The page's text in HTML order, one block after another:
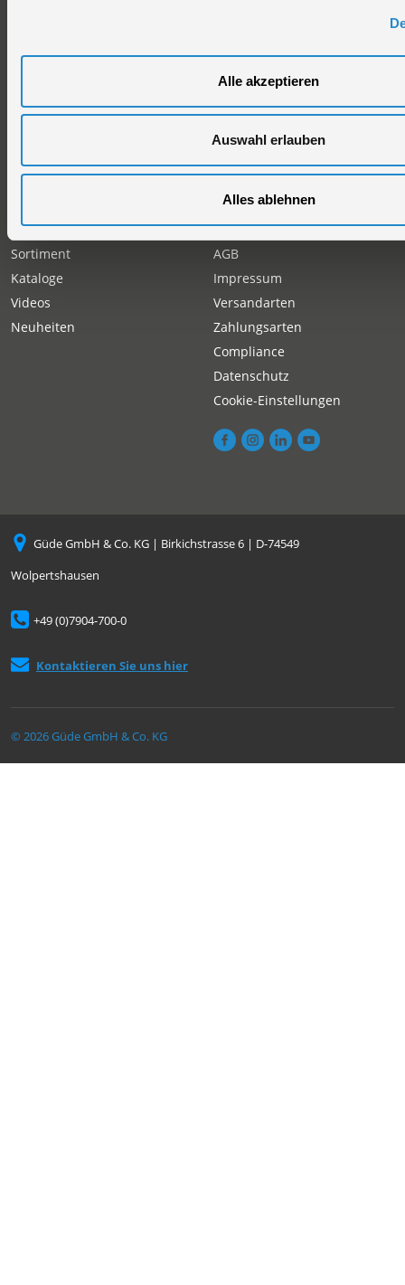
Alle akzeptieren
Auswahl erlauben
Alles ablehnen
Werksverkauf
Servicepartner-International
Offene Stellen
Reparaturauftrag/Reklamation
Servicepartner-International
Rückgabe gekaufter Artikel
Produkt
Sortiment
Kataloge
Videos
Neuheiten
Information
AGB
Impressum
Versandarten
Zahlungsarten
Compliance
Datenschutz
Cookie-Einstellungen
Güde GmbH & Co. KG | Birkichstrasse 6 | D-74549
Wolpertshausen
+49 (0)7904-700-0
Kontaktieren Sie uns hier
© 2026 Güde GmbH & Co. KG